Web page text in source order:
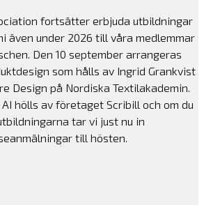
fortsätter erbjuda utbildningar
även under 2026 till våra medlemmar
Den 10 september arrangeras
som hålls av Ingrid Grankvist
Design på Nordiska Textilakademin.
hölls av företaget Scribill och om du
tar vi just nu in
till hösten.